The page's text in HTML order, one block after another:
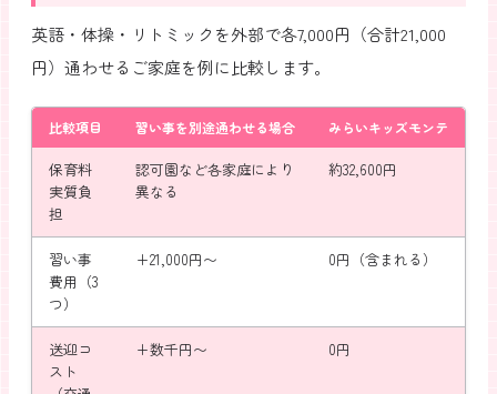
英語・体操・リトミックを外部で各7,000円（合計21,000
円）通わせるご家庭を例に比較します。
比較項目 習い事を別途通わせる場合 みらいキッズモンテ
保育料
実質負
担
認可園など各家庭により
異なる
約32,600円
習い事
費用（3
つ）
+21,000円〜 0円（含まれる）
送迎コ
スト
+数千円〜 0円